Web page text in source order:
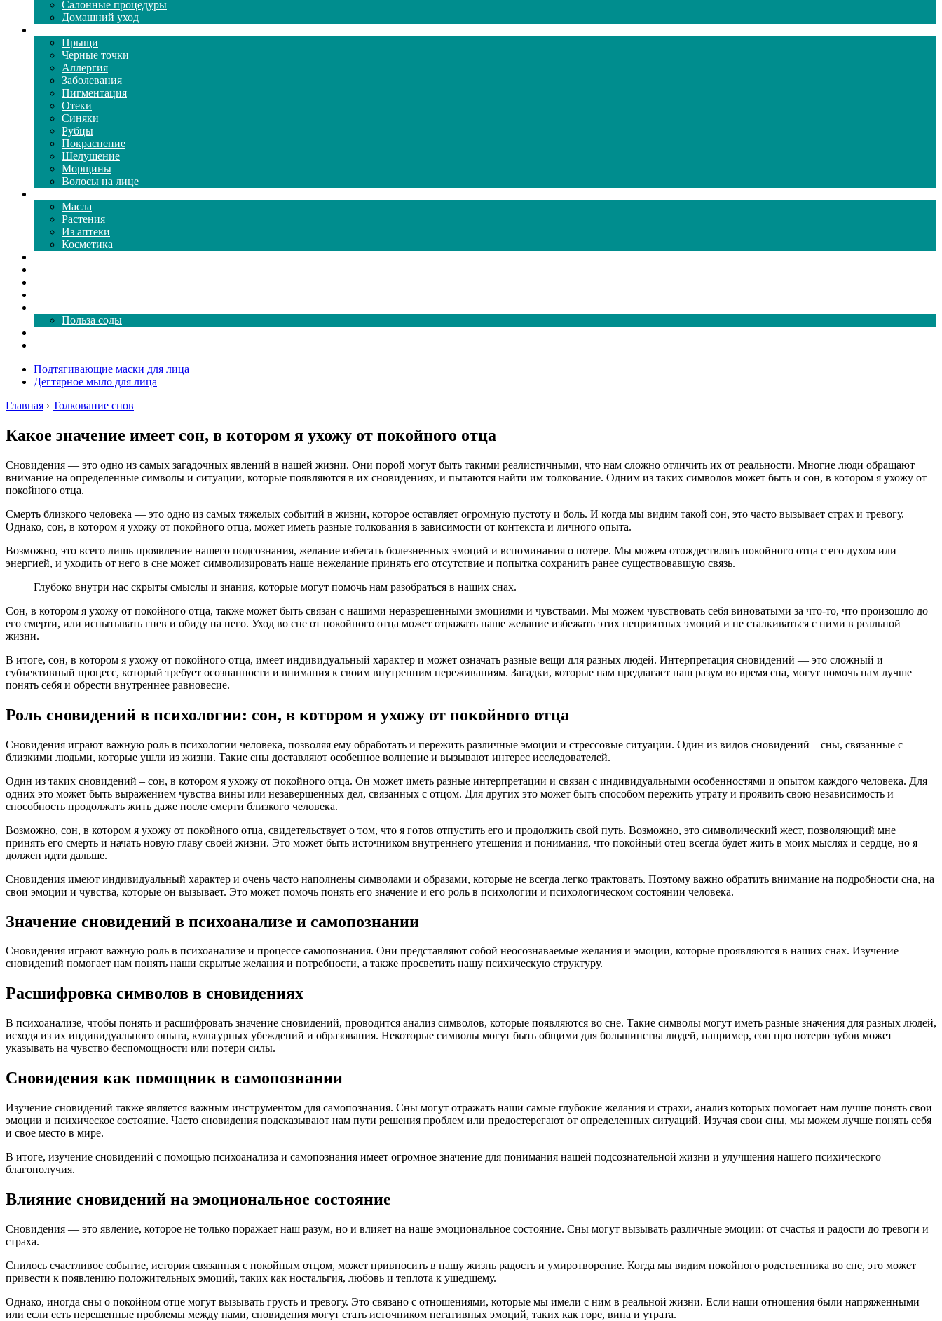
Салонные процедуры
Домашний уход
Прыщи
Черные точки
Аллергия
Заболевания
Пигментация
Отеки
Синяки
Рубцы
Покраснение
Шелушение
Морщины
Волосы на лице
Масла
Растения
Из аптеки
Косметика
Польза соды
Подтягивающие маски для лица
Дегтярное мыло для лица
Главная › Толкование снов
Какое значение имеет сон, в котором я ухожу от покойного отца
Сновидения — это одно из самых загадочных явлений в нашей жизни. Они порой могут быть такими реалистичными, что нам сложно отличить их от реальности. Многие люди обращают
внимание на определенные символы и ситуации, которые появляются в их сновидениях, и пытаются найти им толкование. Одним из таких символов может быть и сон, в котором я ухожу от
покойного отца.
Смерть близкого человека — это одно из самых тяжелых событий в жизни, которое оставляет огромную пустоту и боль. И когда мы видим такой сон, это часто вызывает страх и тревогу.
Однако, сон, в котором я ухожу от покойного отца, может иметь разные толкования в зависимости от контекста и личного опыта.
Возможно, это всего лишь проявление нашего подсознания, желание избегать болезненных эмоций и вспоминания о потере. Мы можем отождествлять покойного отца с его духом или
энергией, и уходить от него в сне может символизировать наше нежелание принять его отсутствие и попытка сохранить ранее существовавшую связь.
Глубоко внутри нас скрыты смыслы и знания, которые могут помочь нам разобраться в наших снах.
Сон, в котором я ухожу от покойного отца, также может быть связан с нашими неразрешенными эмоциями и чувствами. Мы можем чувствовать себя виноватыми за что-то, что произошло до
его смерти, или испытывать гнев и обиду на него. Уход во сне от покойного отца может отражать наше желание избежать этих неприятных эмоций и не сталкиваться с ними в реальной
жизни.
В итоге, сон, в котором я ухожу от покойного отца, имеет индивидуальный характер и может означать разные вещи для разных людей. Интерпретация сновидений — это сложный и
субъективный процесс, который требует осознанности и внимания к своим внутренним переживаниям. Загадки, которые нам предлагает наш разум во время сна, могут помочь нам лучше
понять себя и обрести внутреннее равновесие.
Роль сновидений в психологии: сон, в котором я ухожу от покойного отца
Сновидения играют важную роль в психологии человека, позволяя ему обработать и пережить различные эмоции и стрессовые ситуации. Один из видов сновидений – сны, связанные с
близкими людьми, которые ушли из жизни. Такие сны доставляют особенное волнение и вызывают интерес исследователей.
Один из таких сновидений – сон, в котором я ухожу от покойного отца. Он может иметь разные интерпретации и связан с индивидуальными особенностями и опытом каждого человека. Для
одних это может быть выражением чувства вины или незавершенных дел, связанных с отцом. Для других это может быть способом пережить утрату и проявить свою независимость и
способность продолжать жить даже после смерти близкого человека.
Возможно, сон, в котором я ухожу от покойного отца, свидетельствует о том, что я готов отпустить его и продолжить свой путь. Возможно, это символический жест, позволяющий мне
принять его смерть и начать новую главу своей жизни. Это может быть источником внутреннего утешения и понимания, что покойный отец всегда будет жить в моих мыслях и сердце, но я
должен идти дальше.
Сновидения имеют индивидуальный характер и очень часто наполнены символами и образами, которые не всегда легко трактовать. Поэтому важно обратить внимание на подробности сна, на
свои эмоции и чувства, которые он вызывает. Это может помочь понять его значение и его роль в психологии и психологическом состоянии человека.
Значение сновидений в психоанализе и самопознании
Сновидения играют важную роль в психоанализе и процессе самопознания. Они представляют собой неосознаваемые желания и эмоции, которые проявляются в наших снах. Изучение
сновидений помогает нам понять наши скрытые желания и потребности, а также просветить нашу психическую структуру.
Расшифровка символов в сновидениях
В психоанализе, чтобы понять и расшифровать значение сновидений, проводится анализ символов, которые появляются во сне. Такие символы могут иметь разные значения для разных людей,
исходя из их индивидуального опыта, культурных убеждений и образования. Некоторые символы могут быть общими для большинства людей, например, сон про потерю зубов может
указывать на чувство беспомощности или потери силы.
Сновидения как помощник в самопознании
Изучение сновидений также является важным инструментом для самопознания. Сны могут отражать наши самые глубокие желания и страхи, анализ которых помогает нам лучше понять свои
эмоции и психическое состояние. Часто сновидения подсказывают нам пути решения проблем или предостерегают от определенных ситуаций. Изучая свои сны, мы можем лучше понять себя
и свое место в мире.
В итоге, изучение сновидений с помощью психоанализа и самопознания имеет огромное значение для понимания нашей подсознательной жизни и улучшения нашего психического
благополучия.
Влияние сновидений на эмоциональное состояние
Сновидения — это явление, которое не только поражает наш разум, но и влияет на наше эмоциональное состояние. Сны могут вызывать различные эмоции: от счастья и радости до тревоги и
страха.
Снилось счастливое событие, история связанная с покойным отцом, может привносить в нашу жизнь радость и умиротворение. Когда мы видим покойного родственника во сне, это может
привести к появлению положительных эмоций, таких как ностальгия, любовь и теплота к ушедшему.
Однако, иногда сны о покойном отце могут вызывать грусть и тревогу. Это связано с отношениями, которые мы имели с ним в реальной жизни. Если наши отношения были напряженными
или если есть нерешенные проблемы между нами, сновидения могут стать источником негативных эмоций, таких как горе, вина и утрата.